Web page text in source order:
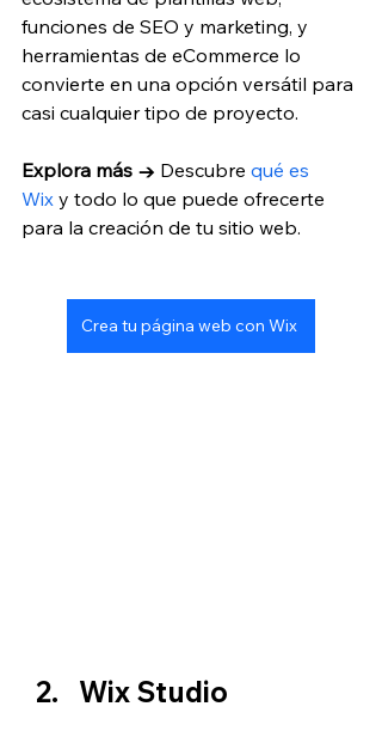
funciones de SEO y marketing, y
herramientas de eCommerce lo
convierte en una opción versátil para
casi cualquier tipo de proyecto.
Explora más → Descubre qué es
Wix y todo lo que puede ofrecerte
para la creación de tu sitio web.
Crea tu página web con Wix
Wix Studio